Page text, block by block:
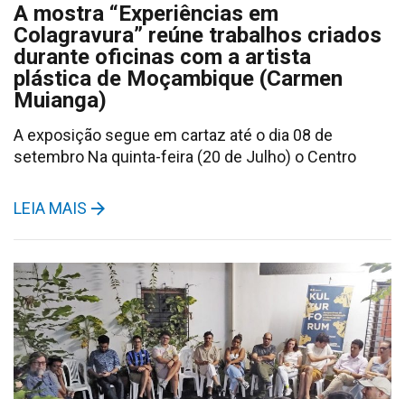
A mostra “Experiências em
Colagravura” reúne trabalhos criados
durante oficinas com a artista
plástica de Moçambique (Carmen
Muianga)
A exposição segue em cartaz até o dia 08 de
setembro Na quinta-feira (20 de Julho) o Centro
LEIA MAIS